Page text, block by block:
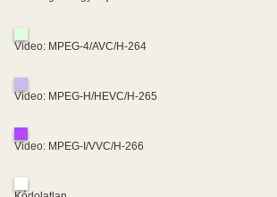
Video: MPEG-4/AVC/H-264
Video: MPEG-H/HEVC/H-265
Video: MPEG-I/VVC/H-266